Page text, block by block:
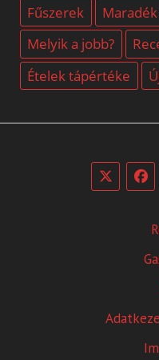
Fűszerek
Melyik a jobb?
Ételek tápértéke